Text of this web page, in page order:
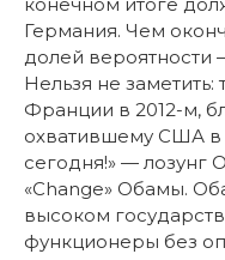
конечном итоге
Германия. Чем
долей вероятности
Нельзя не
Франции в 2012-м,
охватившему США
сегодня!» — лозунг
«Change» Обамы.
высоком
функционеры без